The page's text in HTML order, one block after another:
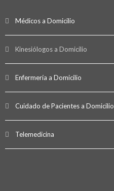
Médicos a Domicilio
Kinesiólogos a Domicilio
Enfermería a Domicilio
Cuidado de Pacientes a Domicilio
Telemedicina